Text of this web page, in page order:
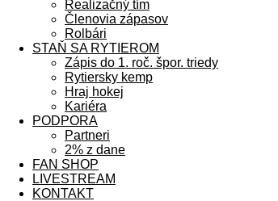
Realizačný tím
Členovia zápasov
Rolbári
STAŇ SA RYTIEROM
Zápis do 1. roč. špor. triedy
Rytiersky kemp
Hraj hokej
Kariéra
PODPORA
Partneri
2% z dane
FAN SHOP
LIVESTREAM
KONTAKT